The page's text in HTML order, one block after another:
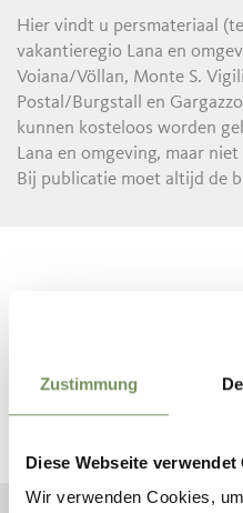
Zustimmung
Diese Webseite verwendet
Wir verwenden Cookies,
Hier vindt u persmateriaal
vakantieregio Lana en
Voiana/Völlan, Monte S.
Postal/Burgstall en
kunnen kosteloos worden
Lana en omgeving, maar
Bij publicatie moet altijd de
Mediabereik